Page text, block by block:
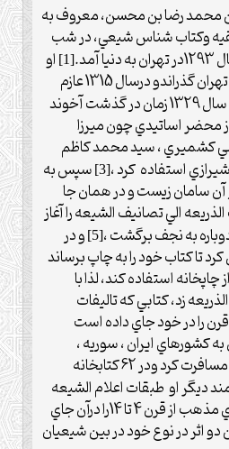
رضا بن محسن، معروف به
وكتاب شناس شيعي، در شب
[1] او
تحصيلات مقدماتي را در تهران گذراندو درسال 1315 عازم
و تا سال 1329 زمان در گذشت آخوند
محضر اساتيدي چون ميرزا
كشميري ، سيد محمد كاظم
استفادهكرد ،[3] سپس به
و 24 سال در آن سامان زيست و در همان جا
الي تصانيف الشيعه را آغاز
[5] و در
تا كتاب خود را به چاپ برساند
استفاده كند، لذا با
زد، كتابي كه تاليفات
علماي شيعه در طول 14 قرن را در خود جاي داده است
كشورهاي ايران ، سوريه ،
حجاز و مصر مسافرت كرد ودر 62 كتابخانه
ديگر اوطبقات اعلام الشيعه
است كه شرح حال علماي مذهب از قرن 4 تا 14را درآن جاي
دو اثر در نوع خود در بين شيعيان